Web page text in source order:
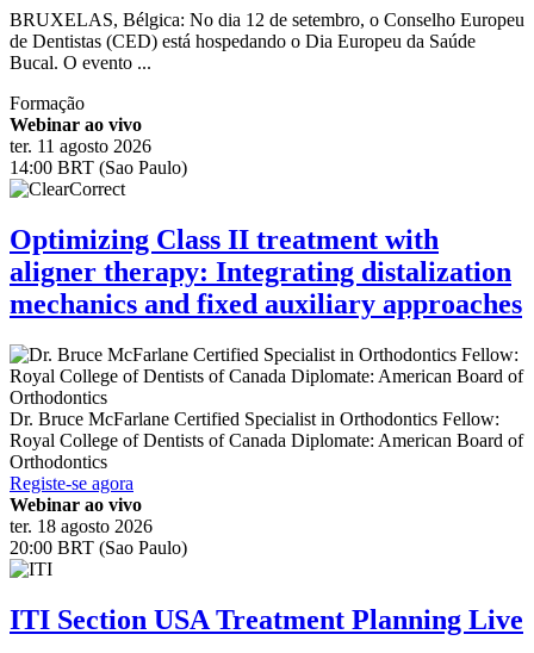
BRUXELAS, Bélgica: No dia 12 de setembro, o Conselho Europeu
de Dentistas (CED) está hospedando o Dia Europeu da Saúde
Bucal. O evento ...
Formação
Webinar ao vivo
ter. 11 agosto 2026
14:00 BRT (Sao Paulo)
Optimizing Class II treatment with
aligner therapy: Integrating distalization
mechanics and fixed auxiliary approaches
Dr. Bruce McFarlane Certified Specialist in Orthodontics Fellow:
Royal College of Dentists of Canada Diplomate: American Board of
Orthodontics
Registe-se agora
Webinar ao vivo
ter. 18 agosto 2026
20:00 BRT (Sao Paulo)
ITI Section USA Treatment Planning Live